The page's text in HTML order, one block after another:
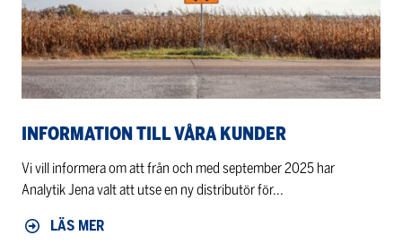
INFORMATION TILL VÅRA KUNDER
Vi vill informera om att från och med september 2025 har
Analytik Jena valt att utse en ny distributör för...
LÄS MER